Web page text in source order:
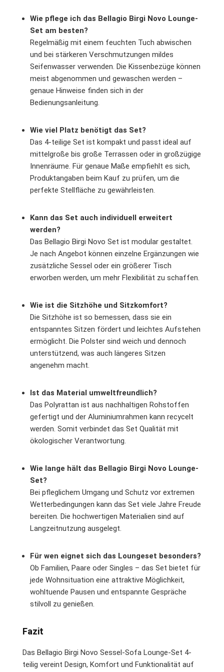
Wie pflege ich das Bellagio Birgi Novo Lounge-
Set am besten?
Regelmäßig mit einem feuchten Tuch abwischen
und bei stärkeren Verschmutzungen mildes
Seifenwasser verwenden. Die Kissenbezüge können
meist abgenommen und gewaschen werden –
genaue Hinweise finden sich in der
Bedienungsanleitung.
Wie viel Platz benötigt das Set?
Das 4-teilige Set ist kompakt und passt ideal auf
mittelgroße bis große Terrassen oder in großzügige
Innenräume. Für genaue Maße empfiehlt es sich,
Produktangaben beim Kauf zu prüfen, um die
perfekte Stellfläche zu gewährleisten.
Kann das Set auch individuell erweitert
werden?
Das Bellagio Birgi Novo Set ist modular gestaltet.
Je nach Angebot können einzelne Ergänzungen wie
zusätzliche Sessel oder ein größerer Tisch
erworben werden, um mehr Flexibilität zu schaffen.
Wie ist die Sitzhöhe und Sitzkomfort?
Die Sitzhöhe ist so bemessen, dass sie ein
entspanntes Sitzen fördert und leichtes Aufstehen
ermöglicht. Die Polster sind weich und dennoch
unterstützend, was auch längeres Sitzen
angenehm macht.
Ist das Material umweltfreundlich?
Das Polyrattan ist aus nachhaltigen Rohstoffen
gefertigt und der Aluminiumrahmen kann recycelt
werden. Somit verbindet das Set Qualität mit
ökologischer Verantwortung.
Wie lange hält das Bellagio Birgi Novo Lounge-
Set?
Bei pfleglichem Umgang und Schutz vor extremen
Wetterbedingungen kann das Set viele Jahre Freude
bereiten. Die hochwertigen Materialien sind auf
Langzeitnutzung ausgelegt.
Für wen eignet sich das Loungeset besonders?
Ob Familien, Paare oder Singles – das Set bietet für
jede Wohnsituation eine attraktive Möglichkeit,
wohltuende Pausen und entspannte Gespräche
stilvoll zu genießen.
Fazit
Das Bellagio Birgi Novo Sessel-Sofa Lounge-Set 4-
teilig vereint Design, Komfort und Funktionalität auf